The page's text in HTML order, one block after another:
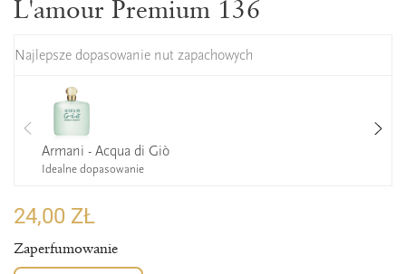
L'amour Premium 136
Najlepsze dopasowanie nut zapachowych
Armani - Acqua di Giò
Idealne dopasowanie
24,00 ZŁ
Zaperfumowanie